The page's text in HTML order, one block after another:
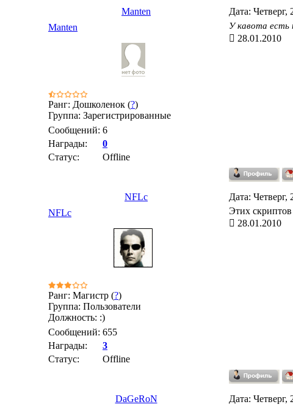
Manten Дата:
Manten
Ранг: Дошколенок (?)
Группа: Зарегистрированные
Сообщений: 6
Награды:
0
Статус:
Offline
У кавота есть
28.01.2010
NFLc Дата:
NFLc
Ранг: Магистр (?)
Группа: Пользователи
Должность: :)
Сообщений: 655
Награды:
3
Статус:
Offline
Этих
28.01.2010
DaGeRoN Дата: